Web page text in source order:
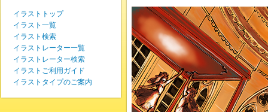
イラストトップ
イラスト一覧
イラスト検索
イラストレーター一覧
イラストレーター検索
イラストご利用ガイド
イラストタイプのご案内